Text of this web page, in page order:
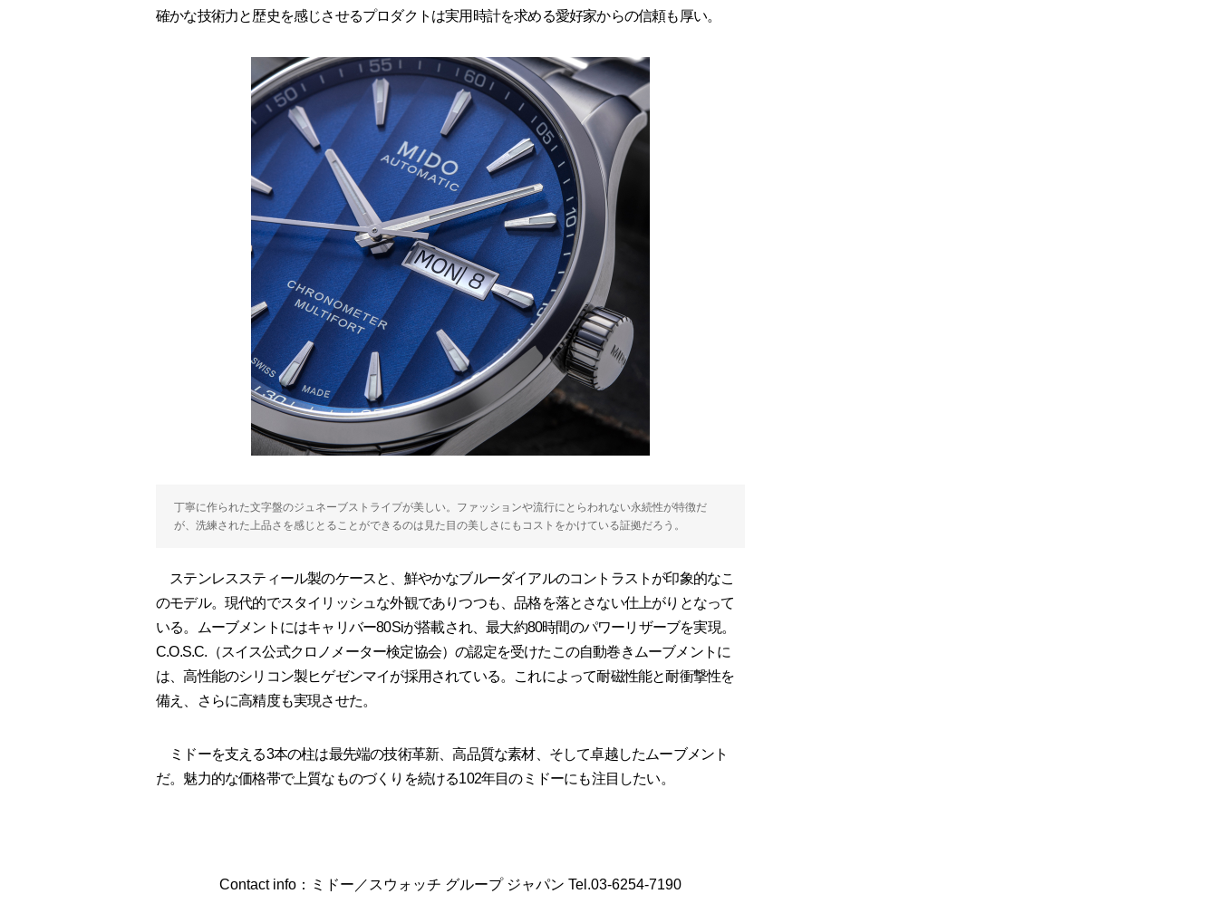
確かな技術力と歴史を感じさせるプロダクトは実用時計を求める愛好家からの信頼も厚い。
丁寧に作られた文字盤のジュネーブストライプが美しい。ファッションや流行にとらわれない永続性が特徴だ
が、洗練された上品さを感じとることができるのは見た目の美しさにもコストをかけている証拠だろう。
ステンレススティール製のケースと、鮮やかなブルーダイアルのコントラストが印象的なこ
のモデル。現代的でスタイリッシュな外観でありつつも、品格を落とさない仕上がりとなって
いる。ムーブメントにはキャリバー80Siが搭載され、最大約80時間のパワーリザーブを実現。
C.O.S.C.（スイス公式クロノメーター検定協会）の認定を受けたこの自動巻きムーブメントに
は、高性能のシリコン製ヒゲゼンマイが採用されている。これによって耐磁性能と耐衝撃性を
備え、さらに高精度も実現させた。
ミドーを支える3本の柱は最先端の技術革新、高品質な素材、そして卓越したムーブメント
だ。魅力的な価格帯で上質なものづくりを続ける102年目のミドーにも注目したい。
Contact info：ミドー／スウォッチ グループ ジャパン Tel.03-6254-7190